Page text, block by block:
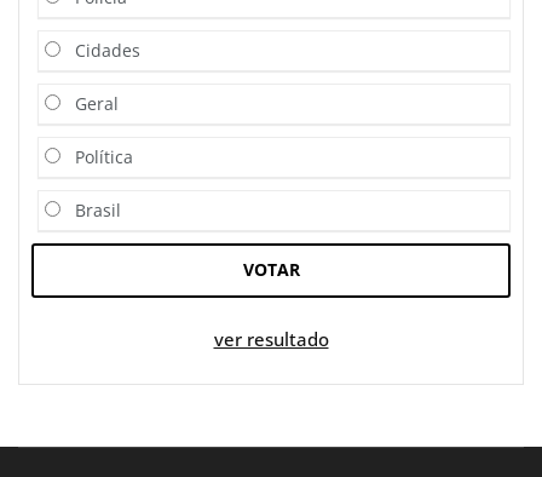
Cidades
Geral
Política
Brasil
VOTAR
ver resultado